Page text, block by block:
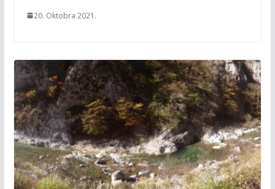
20. Oktobra 2021.